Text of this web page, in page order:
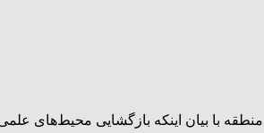
با بیان اینکه بازگشایی محیط‌های